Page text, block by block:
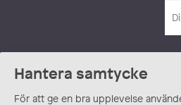
Hantera samtycke
För att ge en bra upplevelse